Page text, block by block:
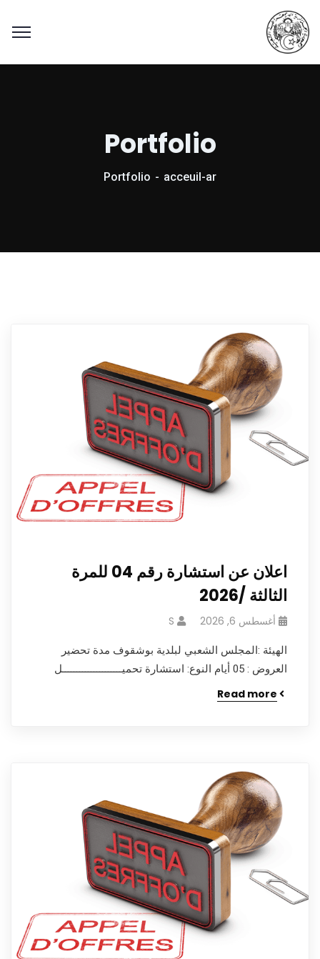
Portfolio
acceuil-ar
Portfolio
اعلان عن استشارة رقم 04 للمرة
الثالثة /2026
أغسطس 6, 2026 S
الهيئة :المجلس الشعبي لبلدية بوشقوف مدة تحضير
العروض : 05 أيام النوع: استشارة تحميـــــــــــــــــــــل
Read more